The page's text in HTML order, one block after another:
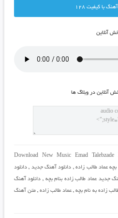
با کيفيت 128
آنلاين
آنلاين در وبلاگ ها
Download New Music Emad Talebzade
عماد طالب زاده, دانلود آهنگ جدید ,دانلود
جدید عماد طالب زاده بنام بچه , دانلود آهنگ
زاده به نام بچه, عماد طالب زاده,متن آهنگ